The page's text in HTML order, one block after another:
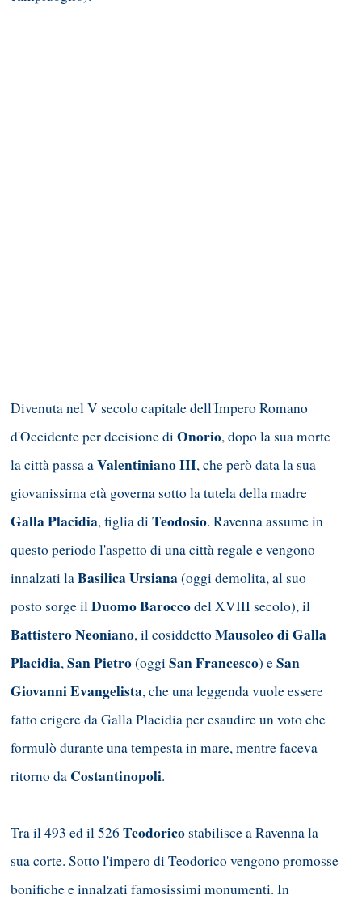
Divenuta nel V secolo capitale dell'Impero Romano
d'Occidente per decisione diOnorio, dopo la sua morte
la città passa aValentiniano III, che però data la sua
giovanissima età governa sotto la tutela della madre
Galla Placidia, figlia diTeodosio. Ravenna assume in
questo periodo l'aspetto di una città regale e vengono
innalzati laBasilica Ursiana(oggi demolita, al suo
posto sorge ilDuomo Baroccodel XVIII secolo), il
Battistero Neoniano, il cosiddettoMausoleo di Galla
Placidia,San Pietro(oggiSan Francesco) eSan
Giovanni Evangelista, che una leggenda vuole essere
fatto erigere da Galla Placidia per esaudire un voto che
formulò durante una tempesta in mare, mentre faceva
ritorno da Costantinopoli.
Tra il 493 ed il 526 Teodoricostabilisce a Ravenna la
sua corte. Sotto l'impero di Teodorico vengono promosse
bonifiche e innalzati famosissimi monumenti. In